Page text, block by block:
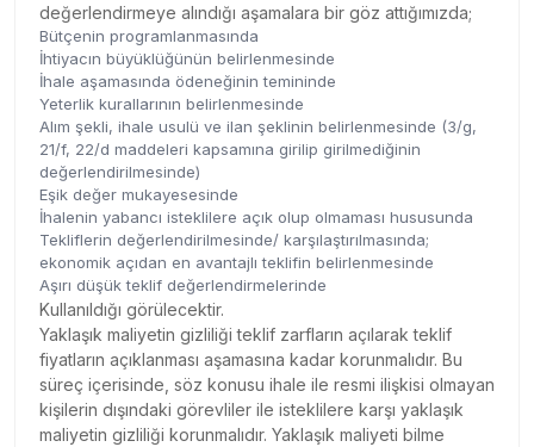
değerlendirmeye alındığı aşamalara bir göz attığımızda;
Bütçenin programlanmasında
İhtiyacın büyüklüğünün belirlenmesinde
İhale aşamasında ödeneğinin temininde
Yeterlik kurallarının belirlenmesinde
Alım şekli, ihale usulü ve ilan şeklinin belirlenmesinde (3/g,
21/f, 22/d maddeleri kapsamına girilip girilmediğinin
değerlendirilmesinde)
Eşik değer mukayesesinde
İhalenin yabancı isteklilere açık olup olmaması hususunda
Tekliflerin değerlendirilmesinde/ karşılaştırılmasında;
ekonomik açıdan en avantajlı teklifin belirlenmesinde
Aşırı düşük teklif değerlendirmelerinde
Kullanıldığı görülecektir.
Yaklaşık maliyetin gizliliği teklif zarfların açılarak teklif
fiyatların açıklanması aşamasına kadar korunmalıdır. Bu
süreç içerisinde, söz konusu ihale ile resmi ilişkisi olmayan
kişilerin dışındaki görevliler ile isteklilere karşı yaklaşık
maliyetin gizliliği korunmalıdır. Yaklaşık maliyeti bilme